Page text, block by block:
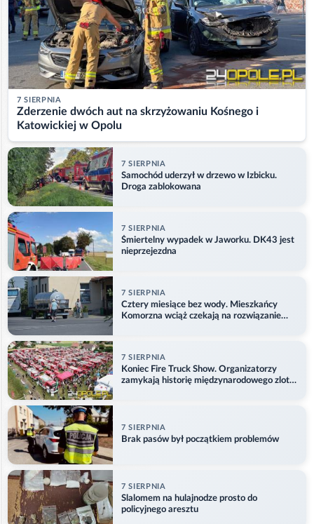
7 SIERPNIA
Zderzenie dwóch aut na skrzyżowaniu Kośnego i
Katowickiej w Opolu
7 SIERPNIA
Samochód uderzył w drzewo w Izbicku.
Droga zablokowana
7 SIERPNIA
Śmiertelny wypadek w Jaworku. DK43 jest
nieprzejezdna
7 SIERPNIA
Cztery miesiące bez wody. Mieszkańcy
Komorzna wciąż czekają na rozwiązanie
7 SIERPNIA
Koniec Fire Truck Show. Organizatorzy
zamykają historię międzynarodowego zlotu
7 SIERPNIA
Brak pasów był początkiem problemów
7 SIERPNIA
Slalomem na hulajnodze prosto do
policyjnego aresztu